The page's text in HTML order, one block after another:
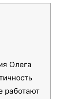
Олега
работают